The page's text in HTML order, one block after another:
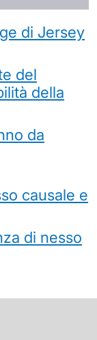
di Jersey
del
della
da
causale e
di nesso